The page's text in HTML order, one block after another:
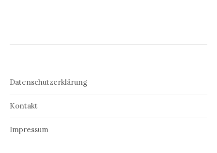
Datenschutzerklärung
Kontakt
Impressum